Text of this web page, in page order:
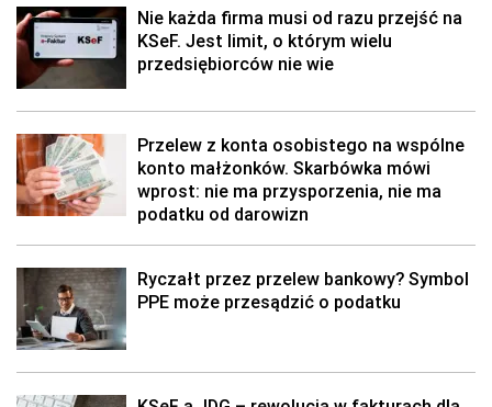
Nie każda firma musi od razu przejść na
KSeF. Jest limit, o którym wielu
przedsiębiorców nie wie
Przelew z konta osobistego na wspólne
konto małżonków. Skarbówka mówi
wprost: nie ma przysporzenia, nie ma
podatku od darowizn
Ryczałt przez przelew bankowy? Symbol
PPE może przesądzić o podatku